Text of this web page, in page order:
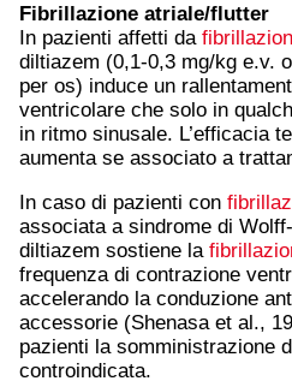
Fibrillazione atriale/flutter
In pazienti affetti da
diltiazem (0,1-0,3 mg/kg e.v.
per os) induce un
ventricolare che solo in
in ritmo sinusale. L’efficacia
aumenta se associato a
In caso di pazienti con
associata a sindrome di Wolff-
diltiazem sostiene la
frequenza di contrazione
accelerando la conduzione
accessorie (Shenasa et al.,
pazienti la somministrazione
controindicata.